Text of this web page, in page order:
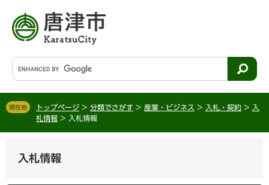
す
。
し
て
文
G
o
g
l
タ
現在地 トップページ > 分類でさがす > 産業・ビジネス > 入札・契約 > 入
札情報 > 入札情報
入札情報